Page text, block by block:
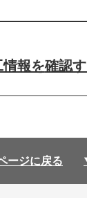
報を確認
ージに戻る